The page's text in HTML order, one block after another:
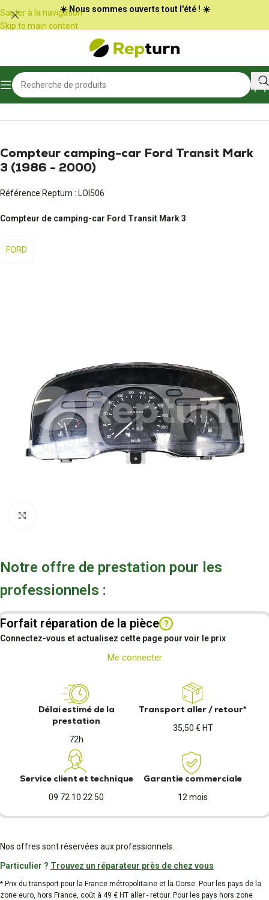
Panneau de gestion des cookies
Sauter à la navigation
Skip to main content
☀️ Nous sommes ouverts tout l'été ! ☀️
Accueil
Compteur camping-car Ford Transit Mark
3 (1986 - 2000)
Référence Repturn : LOI506
Compteur de camping-car Ford Transit Mark 3
FORD
Notre offre de prestation pour les
professionnels :
Forfait réparation de la pièce ?
Connectez-vous et actualisez cette page pour voir le prix
Me connecter
Délai estimé de la
prestation
72h
Transport aller / retour*
35,50 € HT
Service client et technique
09 72 10 22 50
Garantie commerciale
12 mois
Nos offres sont réservées aux professionnels.
Particulier ? Trouvez un réparateur près de chez vous
* Prix du transport pour la France métropolitaine et la Corse. Pour les pays de la
zone euro, hors France, coût à 49 € HT aller - retour. Pour les pays hors zone